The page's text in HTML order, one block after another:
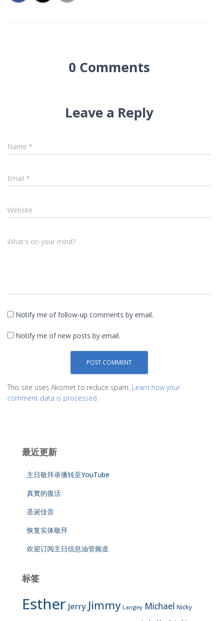
0 Comments
Leave a Reply
Name *
Email *
Website
What's on your mind?
Notify me of follow-up comments by email.
Notify me of new posts by email.
This site uses Akismet to reduce spam. Learn how your
comment data is processed.
最近更新
主日敬拜录播转至YouTube
真實的復活
圣诞佳音
恢复实体敬拜
欢迎订阅主日信息油管频道
标签
Esther Jerry Jimmy Langley Michael Nicky